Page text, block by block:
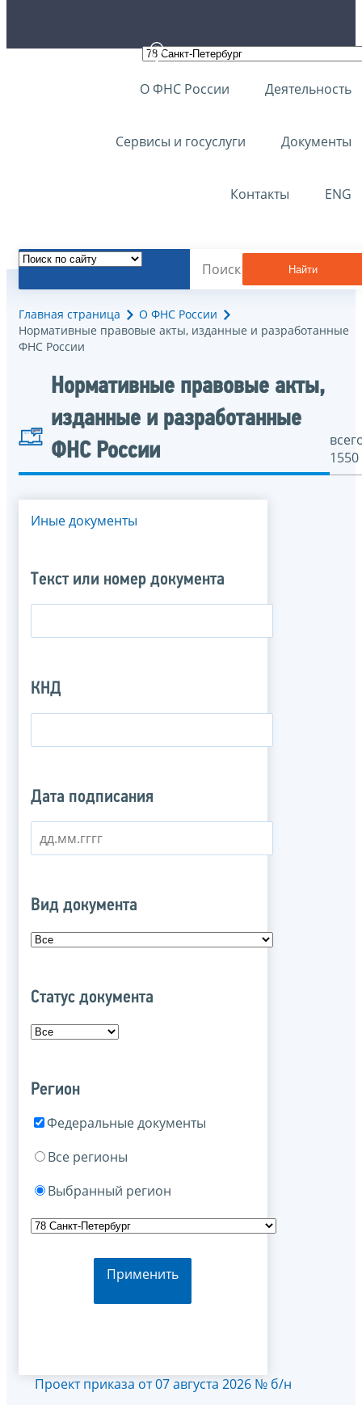
О ФНС России Деятельность
Сервисы и госуслуги Документы
Контакты ENG
Найти
Главная страница
О ФНС России
Нормативные правовые акты, изданные и разработанные
ФНС России
Нормативные правовые акты,
изданные и разработанные
ФНС России
1550
Иные документы
Текст или номер документа
КНД
Дата подписания
Вид документа
Статус документа
Регион
Федеральные документы
Все регионы
Выбранный регион
Применить
Проект приказа от 07 августа 2026 № б/н